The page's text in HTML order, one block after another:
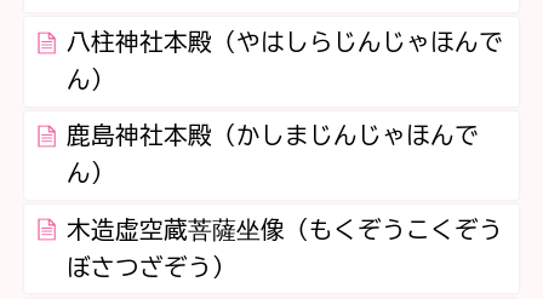
八柱神社本殿（やはしらじんじゃほんで
ん）
鹿島神社本殿（かしまじんじゃほんで
ん）
木造虚空蔵菩薩坐像（もくぞうこくぞう
ぼさつざぞう）